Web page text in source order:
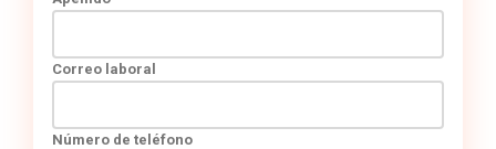
Correo laboral
Número de teléfono